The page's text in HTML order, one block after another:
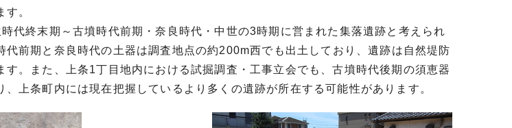
。
代終末期～古墳時代前期・奈良時代・中世の3時期に営まれた集落遺跡と考えられ
代前期と奈良時代の土器は調査地点の約200m西でも出土しており、遺跡は自然堤防
す。また、上条1丁目地内における試掘調査・工事立会でも、古墳時代後期の須恵器
上条町内には現在把握しているより多くの遺跡が所在する可能性があります。